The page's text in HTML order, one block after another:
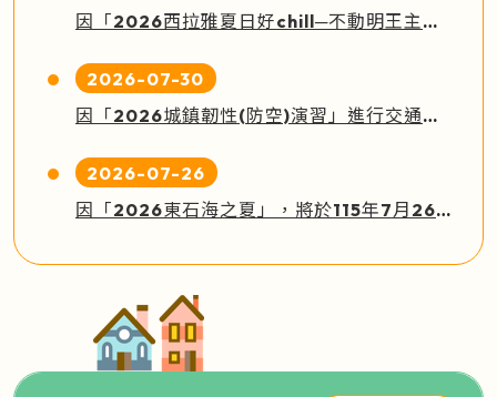
因「2026西拉雅夏日好chill─不動明王主題踩街活動」，將於115年8月7日下午2時到下午8時進行道路管制，部分截短行駛，影響路線如下：
2026-07-30
因「2026城鎮韌性(防空)演習」進行交通管制，影響地區如下：
2026-07-26
因「2026東石海之夏」，將於115年7月26日進行道路封閉，影響路線如下